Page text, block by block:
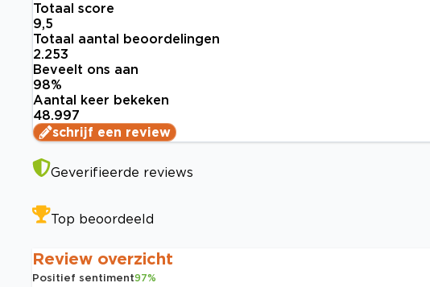
Totaal score
9,5
Totaal aantal beoordelingen
2.253
Beveelt ons aan
98%
Aantal keer bekeken
48.997
schrijf een review
Geverifieerde reviews
Top beoordeeld
Review overzicht
Positief sentiment97%